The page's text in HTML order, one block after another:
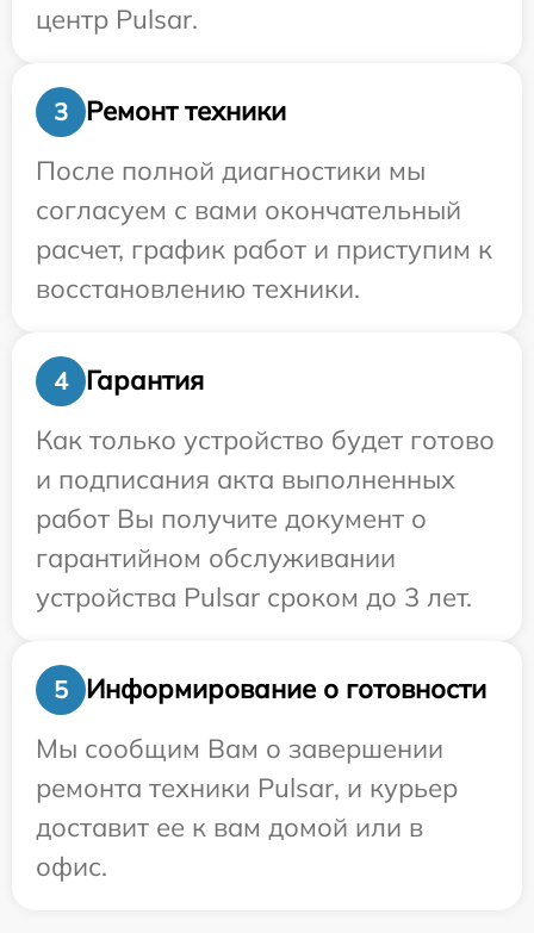
центр Pulsar.
3
Ремонт техники
После полной диагностики мы
согласуем с вами окончательный
расчет, график работ и приступим к
восстановлению техники.
4
Гарантия
Как только устройство будет готово
и подписания акта выполненных
работ Вы получите документ о
гарантийном обслуживании
устройства Pulsar сроком до 3 лет.
5
Информирование о готовности
Мы сообщим Вам о завершении
ремонта техники Pulsar, и курьер
доставит ее к вам домой или в
офис.